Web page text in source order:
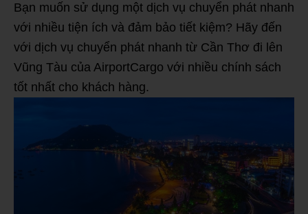
Bạn muốn sử dụng một dịch vụ chuyển phát nhanh
với nhiều tiện ích và đảm bảo tiết kiệm? Hãy đến
với dịch vụ chuyển phát nhanh từ Cần Thơ đi lên
Vũng Tàu của AirportCargo với nhiều chính sách
tốt nhất cho khách hàng.